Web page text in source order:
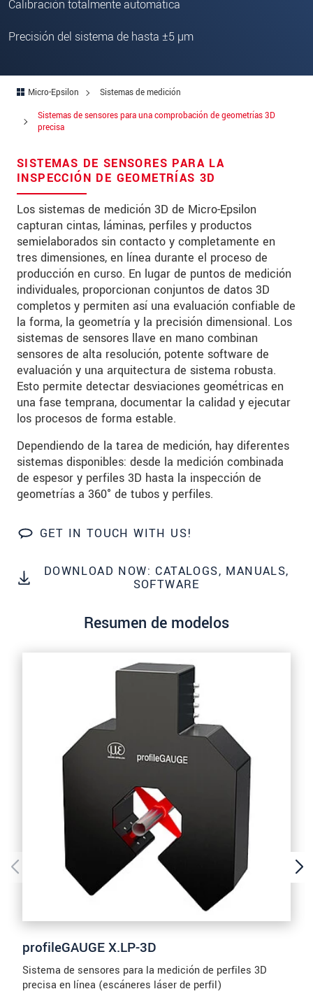
Calibración totalmente automática
Precisión del sistema de hasta ±5 µm
Micro-Epsilon
Sistemas de medición
Sistemas de sensores para una comprobación de geometrías 3D
precisa
SISTEMAS DE SENSORES PARA LA
INSPECCIÓN DE GEOMETRÍAS 3D
Los sistemas de medición 3D de Micro-Epsilon
capturan cintas, láminas, perfiles y productos
semielaborados sin contacto y completamente en
tres dimensiones, en línea durante el proceso de
producción en curso. En lugar de puntos de medición
individuales, proporcionan conjuntos de datos 3D
completos y permiten así una evaluación confiable de
la forma, la geometría y la precisión dimensional. Los
sistemas de sensores llave en mano combinan
sensores de alta resolución, potente software de
evaluación y una arquitectura de sistema robusta.
Esto permite detectar desviaciones geométricas en
una fase temprana, documentar la calidad y ejecutar
los procesos de forma estable.
Dependiendo de la tarea de medición, hay diferentes
sistemas disponibles: desde la medición combinada
de espesor y perfiles 3D hasta la inspección de
geometrías a 360° de tubos y perfiles.
GET IN TOUCH WITH US!
DOWNLOAD NOW: CATALOGS, MANUALS,
SOFTWARE
Resumen de modelos
profileGAUGE X.LP-3D
Sistema de sensores para la medición de perfiles 3D
precisa en línea (escáneres láser de perfil)
Country*
E-Mail*
Message*
* Mandatory fields
We treat your data confidentially. Please read our
data privacy statement.
SEND MESSAGE